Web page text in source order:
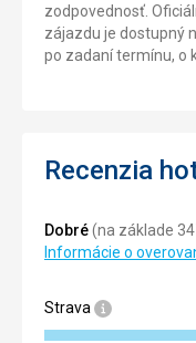
zodpovednosť.
zájazdu je dostupný
po zadaní termínu, o
Recenzia
Dobré(na základe
Informácie o
Strava